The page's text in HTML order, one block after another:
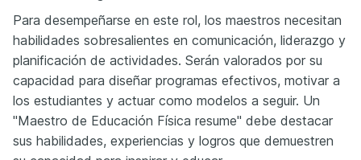
Certificado en Primeros Auxilios y RCP
especializado en técnicas de primeros
auxilios y RCP.
Curso proporcionado por el Consejo
Superior de Deportes, enfocado en
Para desempeñarse en este rol, los maestros necesitan
habilidades sobresalientes en comunicación, liderazgo y
planificación de actividades. Serán valorados por su
capacidad para diseñar programas efectivos, motivar a
los estudiantes y actuar como modelos a seguir. Un
"Maestro de Educación Física resume" debe destacar
sus habilidades, experiencias y logros que demuestren